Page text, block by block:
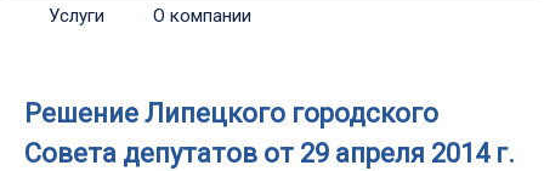
Услуги О компании
Решение Липецкого городского
Совета депутатов от 29 апреля 2014 г.